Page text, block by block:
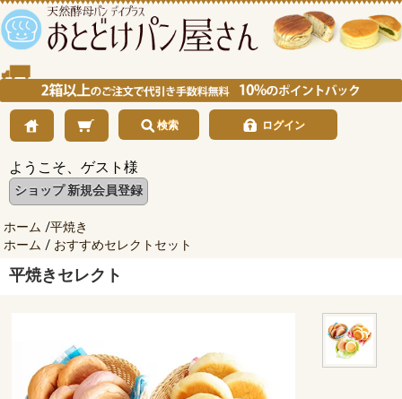
検索 ログイン
ようこそ、ゲスト様
ショップ 新規会員登録
ホーム /平焼き
ホーム / おすすめセレクトセット
平焼きセレクト